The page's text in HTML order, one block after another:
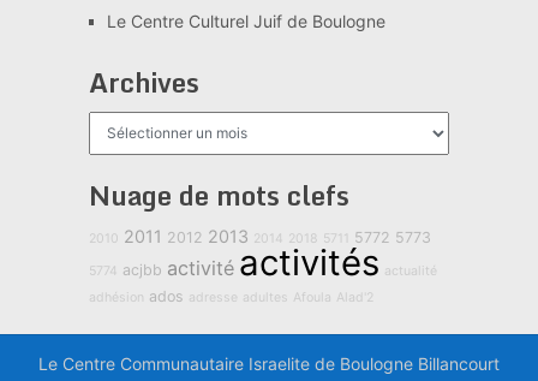
Le Centre Culturel Juif de Boulogne
Archives
Archives
Nuage de mots clefs
2010 2011 2012 2013 2014 2018 5711 5772 5773
5774 acjbb activité activités actualité
adhésion ados adresse adultes Afoula Alad'2
Le Centre Communautaire Israelite de Boulogne Billancourt